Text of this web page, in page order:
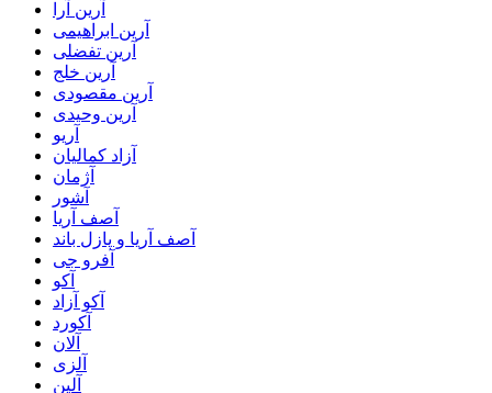
آرین آرا
آرین ابراهیمی
آرین تفضلی
آرین خلج
آرین مقصودی
آرین وحیدی
آریو
آزاد کمالیان
آژمان
آشور
آصف آریا
آصف آریا و پازل باند
آفرو جی
آکو
آکو آزاد
آکورد
آلان
آلزی
آلین